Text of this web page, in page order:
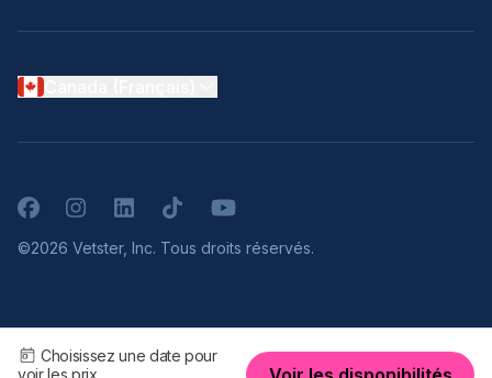
Choisissez une date pour
voir les prix
FacebookInstagramLinkedInTikTokYouTube
©2026 Vetster, Inc. Tous droits réservés.